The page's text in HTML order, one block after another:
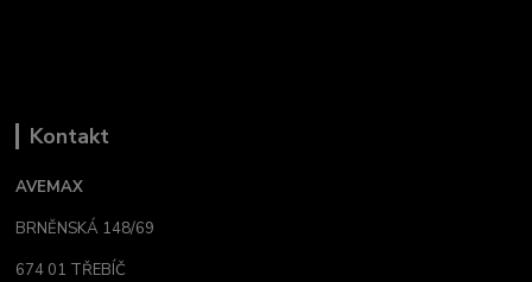
Kontakt
AVEMAX
BRNĚNSKÁ 148/69
674 01 TŘEBÍČ